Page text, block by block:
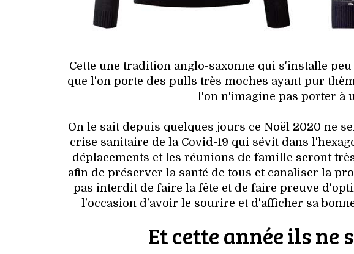
Cette une tradition anglo-saxonne qui s'installe
que l'on porte des pulls très moches ayant pur
l'on n'imagine pas porter à
On le sait depuis quelques jours ce Noël 2020 ne
crise sanitaire de la Covid-19 qui sévit dans
déplacements et les réunions de famille seront
afin de préserver la santé de tous et canaliser la
pas interdit de faire la fête et de faire preuve
l'occasion d'avoir le sourire et d'afficher sa
Et cette année ils ne